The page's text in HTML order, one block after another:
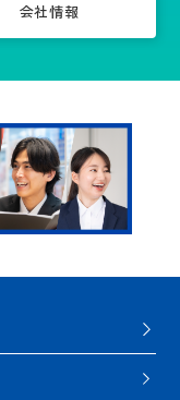
会社情報